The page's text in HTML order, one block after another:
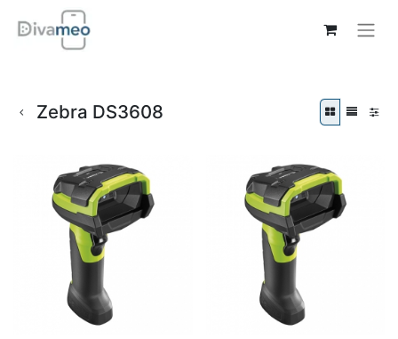
Zebra DS3608